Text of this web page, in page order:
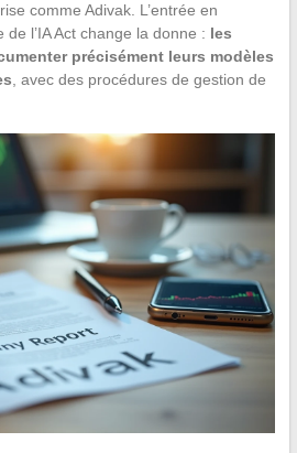
comme Adivak. L’entrée en
l’IA Act change la donne : les
précisément leurs modèles
, avec des procédures de gestion de